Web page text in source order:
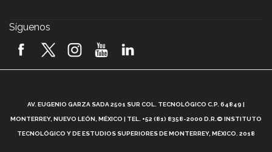
2026! (video)
¿Cómo es el Modelo Educativo Tec? (video)
Síguenos
AV. EUGENIO GARZA SADA 2501 SUR COL. TECNOLÓGICO C.P. 64849 |
MONTERREY, NUEVO LEÓN, MÉXICO | TEL. +52 (81) 8358-2000 D.R.© INSTITUTO
TECNOLÓGICO Y DE ESTUDIOS SUPERIORES DE MONTERREY, MÉXICO. 2018